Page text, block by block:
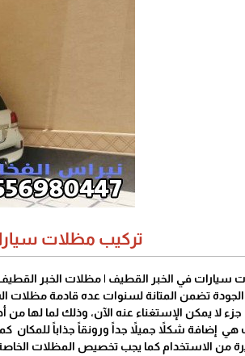
تركيب مظلات
سيارات في الخبر القطيف | مظلات الخبر
الجودة تضمن المتانة لسنوات عده قادمة مظلات
لا يمكن الإستغناء عنه الآن، وذلك لما لها من
هي إضافة شكلاً جميلاً جداً ورونقاً جذاباً للمكان
من الاستخدام كما يجب تخصيص المظلات الخاصة